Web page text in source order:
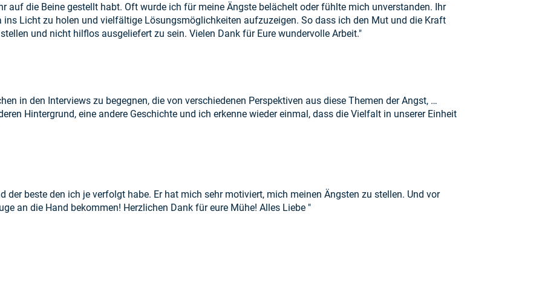
auf die Beine gestellt habt. Oft wurde ich für meine Ängste belächelt oder fühlte mich unverstanden. Ihr
Licht zu holen und vielfältige Lösungsmöglichkeiten aufzuzeigen. So dass ich den Mut und die Kraft
und nicht hilflos ausgeliefert zu sein. Vielen Dank für Eure wundervolle Arbeit."
in den Interviews zu begegnen, die von verschiedenen Perspektiven aus diese Themen der Angst, …
Hintergrund, eine andere Geschichte und ich erkenne wieder einmal, dass die Vielfalt in unserer Einheit
der beste den ich je verfolgt habe. Er hat mich sehr motiviert, mich meinen Ängsten zu stellen. Und vor
an die Hand bekommen! Herzlichen Dank für eure Mühe! Alles Liebe "